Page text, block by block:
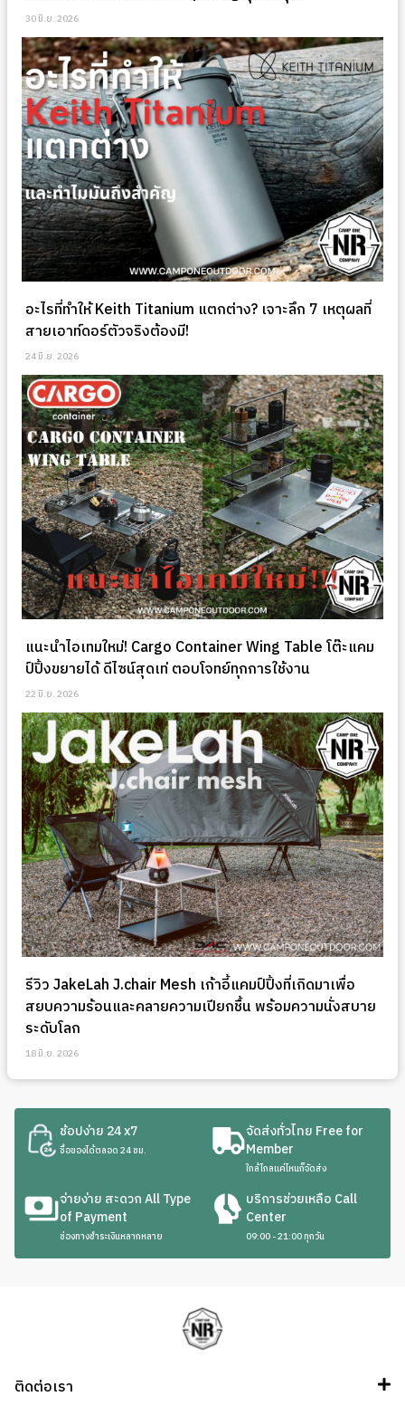
30 มิ.ย. 2026
อะไรที่ทำให้ Keith Titanium แตกต่าง? เจาะลึก 7 เหตุผลที่
สายเอาท์ดอร์ตัวจริงต้องมี!
24 มิ.ย. 2026
แนะนำไอเทมใหม่! Cargo Container Wing Table โต๊ะแคม
ป์ปิ้งขยายได้ ดีไซน์สุดเท่ ตอบโจทย์ทุกการใช้งาน
22 มิ.ย. 2026
รีวิว JakeLah J.chair Mesh เก้าอี้แคมป์ปิ้งที่เกิดมาเพื่อ
สยบความร้อนและคลายความเปียกชื้น พร้อมความนั่งสบาย
ระดับโลก
18 มิ.ย. 2026
ช้อปง่าย 24 x7
ซื้อของได้ตลอด 24 ชม.
จัดส่งทั่วไทย Free for
Member
ใกล้ไกลแค่ไหนก็จัดส่ง
จ่ายง่าย สะดวก All Type
of Payment
ช่องทางชำระเงินหลากหลาย
บริการช่วยเหลือ Call
Center
09:00 - 21:00 ทุกวัน
ติดต่อเรา